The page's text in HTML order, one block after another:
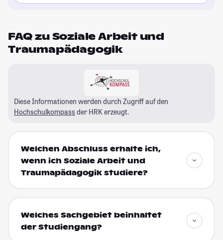
FAQ zu Soziale Arbeit und
Traumapädagogik
Diese Informationen werden durch Zugriff auf den
Hochschulkompass der HRK erzeugt.
Welchen Abschluss erhalte ich,
wenn ich Soziale Arbeit und
Traumapädagogik studiere?
Welches Sachgebiet beinhaltet
der Studiengang?